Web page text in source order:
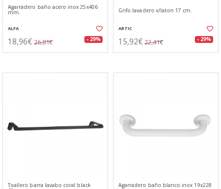
Agarradero baño acero inox 25x406
mm.
ALFA
18,96€ 26,81€ - 29%
Grifo lavadero v/laton 17 cm.
ARTIC
15,92€ 22,41€ - 29%
Toallero barra lavabo coral black Agarradero baño blanco inox 19x228